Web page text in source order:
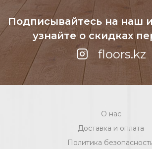
Подписывайтесь на наш
узнайте о скидках
floors.kz
О нас
Доставка и оплата
Политика